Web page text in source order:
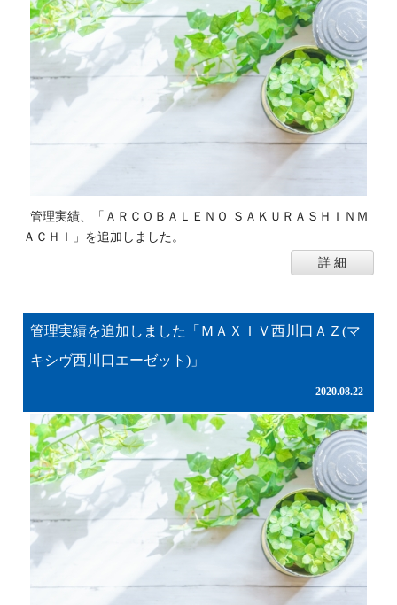
管理実績、「ＡＲＣＯＢＡＬＥＮＯ ＳＡＫＵＲＡＳＨＩＮＭ
ＡＣＨＩ」を追加しました。
詳 細
管理実績を追加しました「ＭＡＸＩＶ西川口ＡＺ(マ
キシヴ西川口エーゼット)」
2020.08.22